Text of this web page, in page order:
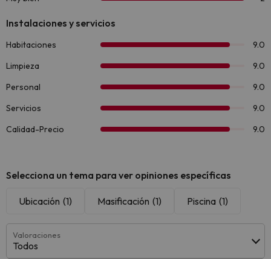
Selecciona un tema para ver opiniones específicas
Ubicación (1) Masificación (1) Piscina (1)
Valoraciones
Todos